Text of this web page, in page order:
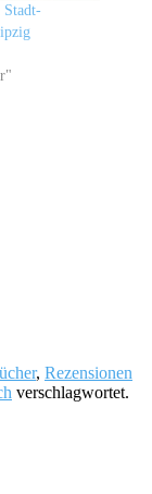
Stadt-
, Rezensionen
verschlagwortet.